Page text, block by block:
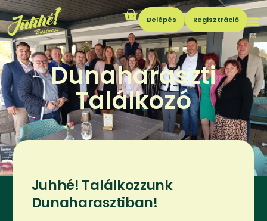
Belépés Regisztráció
Dunaharaszti
Találkozó
Juhhé! Találkozzunk
Dunaharasztiban!